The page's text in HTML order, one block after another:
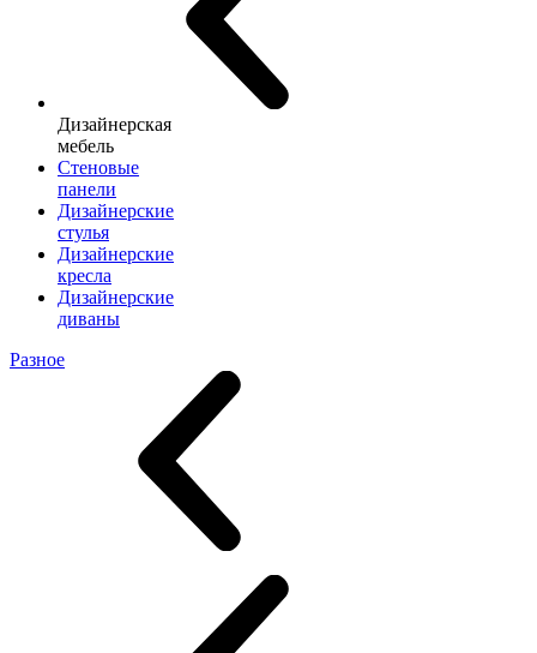
Дизайнерская
мебель
Стеновые
панели
Дизайнерские
стулья
Дизайнерские
кресла
Дизайнерские
диваны
Разное